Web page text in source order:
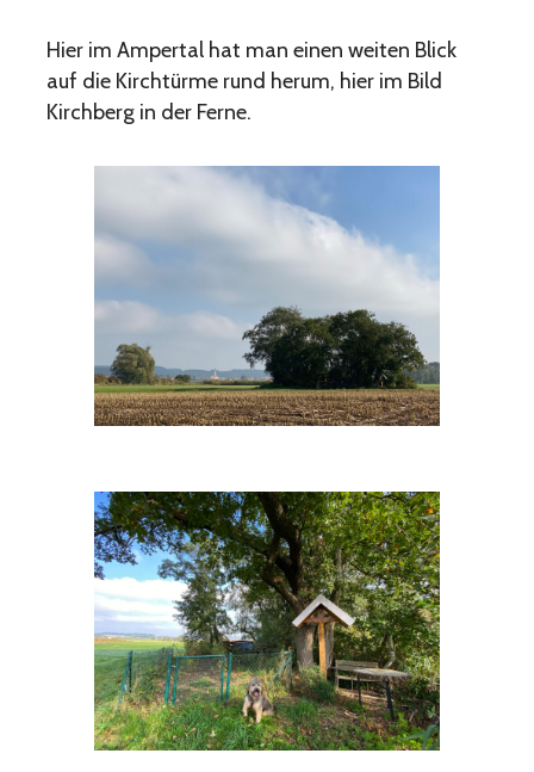
Hier im Ampertal hat man einen weiten Blick
auf die Kirchtürme rund herum, hier im Bild
Kirchberg in der Ferne.